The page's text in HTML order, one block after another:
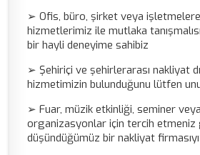
➢ Ofis, büro, şirket veya işletmelere
hizmetlerimiz ile mutlaka
bir hayli deneyime sahibiz
➢ Şehiriçi ve şehirlerarası nakliyat
hizmetimizin bulunduğunu lütfen
➢ Fuar, müzik etkinliği, seminer
organizasyonlar için tercih etmeniz
düşündüğümüz bir nakliyat